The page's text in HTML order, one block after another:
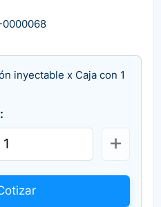
0000068
inyectable x Caja con 1